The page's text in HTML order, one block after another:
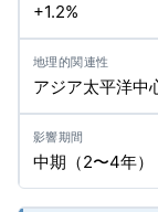
+1.2%
アジア太平洋中
中期（2〜4年）